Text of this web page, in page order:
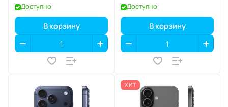
Доступно
В корзину
Доступно
В корзину
ХИТ